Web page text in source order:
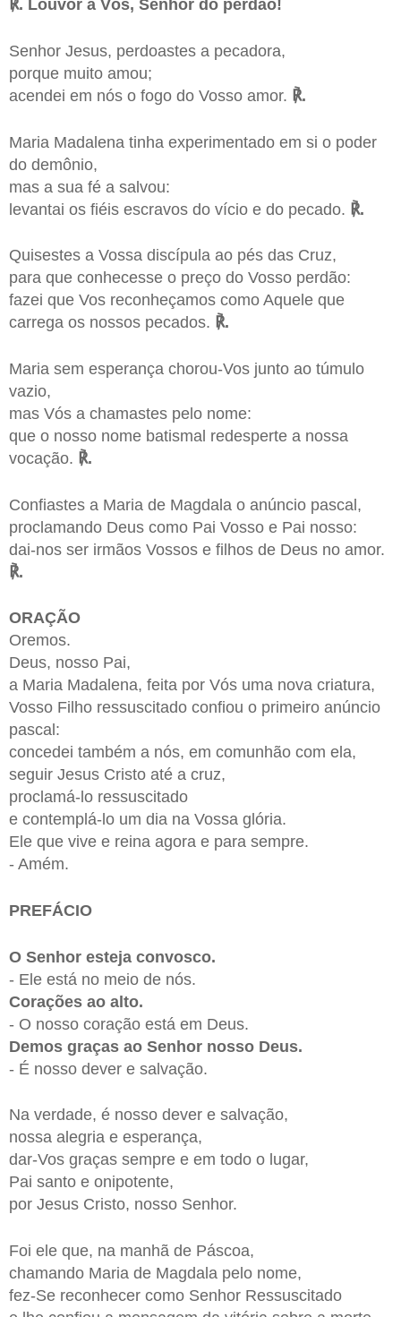
℟. Louvor a Vós, Senhor do perdão!
Senhor Jesus, perdoastes a pecadora,
porque muito amou;
acendei em nós o fogo do Vosso amor. ℟.
Maria Madalena tinha experimentado em si o poder
do demônio,
mas a sua fé a salvou:
levantai os fiéis escravos do vício e do pecado. ℟.
Quisestes a Vossa discípula ao pés das Cruz,
para que conhecesse o preço do Vosso perdão:
fazei que Vos reconheçamos como Aquele que
carrega os nossos pecados. ℟.
Maria sem esperança chorou-Vos junto ao túmulo
vazio,
mas Vós a chamastes pelo nome:
que o nosso nome batismal redesperte a nossa
vocação. ℟.
Confiastes a Maria de Magdala o anúncio pascal,
proclamando Deus como Pai Vosso e Pai nosso:
dai-nos ser irmãos Vossos e filhos de Deus no amor.
℟.
ORAÇÃO
Oremos.
Deus, nosso Pai,
a Maria Madalena, feita por Vós uma nova criatura,
Vosso Filho ressuscitado confiou o primeiro anúncio
pascal:
concedei também a nós, em comunhão com ela,
seguir Jesus Cristo até a cruz,
proclamá-lo ressuscitado
e contemplá-lo um dia na Vossa glória.
Ele que vive e reina agora e para sempre.
- Amém.
PREFÁCIO
O Senhor esteja convosco.
- Ele está no meio de nós.
Corações ao alto.
- O nosso coração está em Deus.
Demos graças ao Senhor nosso Deus.
- É nosso dever e salvação.
Na verdade, é nosso dever e salvação,
nossa alegria e esperança,
dar-Vos graças sempre e em todo o lugar,
Pai santo e onipotente,
por Jesus Cristo, nosso Senhor.
Foi ele que, na manhã de Páscoa,
chamando Maria de Magdala pelo nome,
fez-Se reconhecer como Senhor Ressuscitado